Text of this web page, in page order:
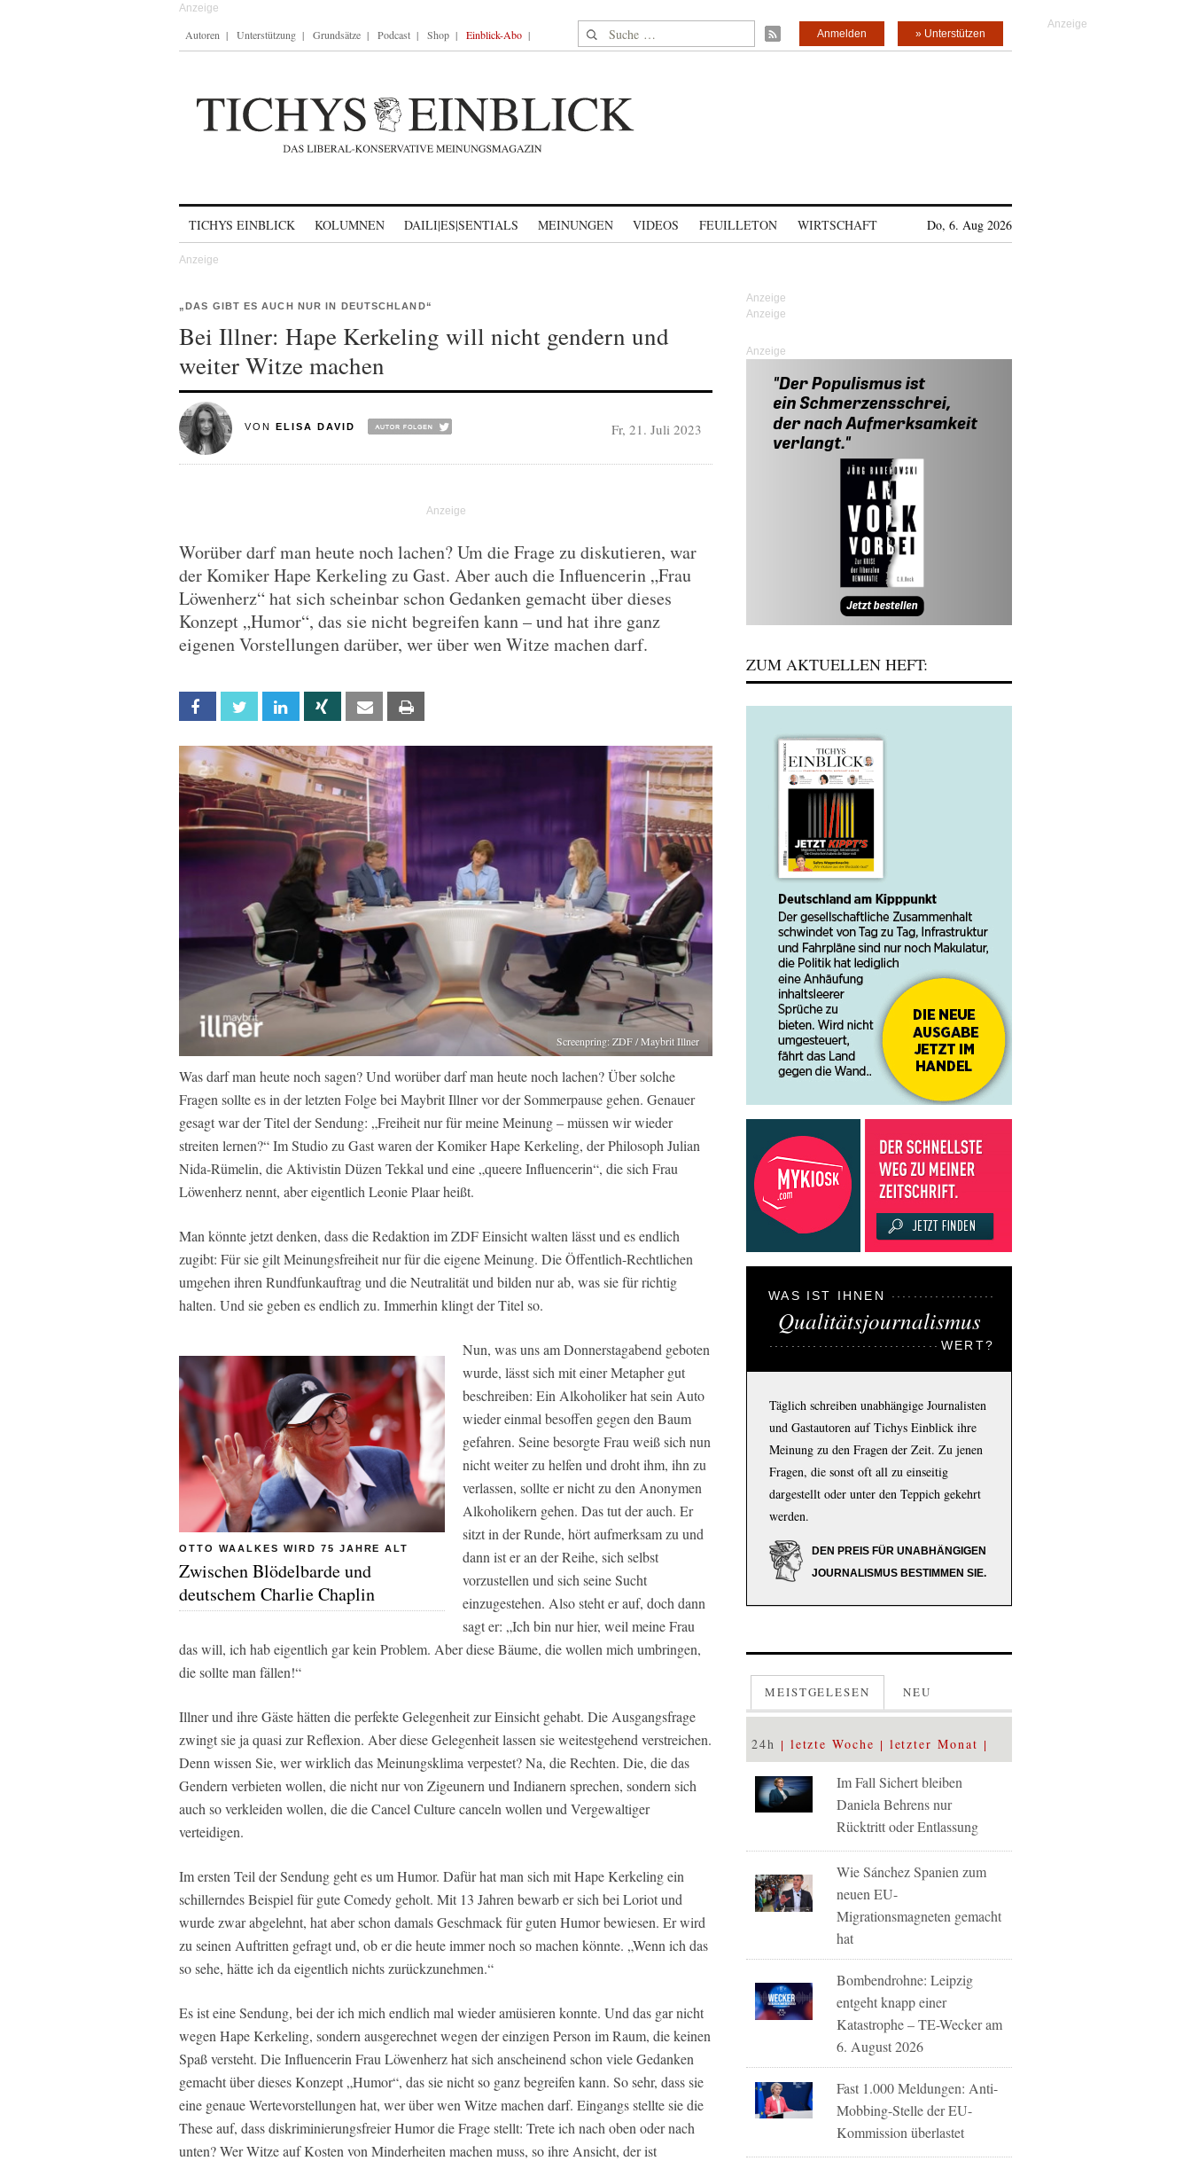
Autoren Unterstützung Grundsätze Podcast Shop Einblick-Abo Suche nach: » Unterstützen
Anmelden
TICHYS EINBLICK KOLUMNEN DAILI|ES|SENTIALS MEINUNGEN VIDEOS FEUILLETON WIRTSCHAFT Do, 6. Aug 2026
„DAS GIBT ES AUCH NUR IN DEUTSCHLAND“
Bei Illner: Hape Kerkeling will nicht gendern und
weiter Witze machen
VON ELISA DAVID Fr, 21. Juli 2023
Worüber darf man heute noch lachen? Um die Frage zu diskutieren, war
der Komiker Hape Kerkeling zu Gast. Aber auch die Influencerin „Frau
Löwenherz“ hat sich scheinbar schon Gedanken gemacht über dieses
Konzept „Humor“, das sie nicht begreifen kann – und hat ihre ganz
eigenen Vorstellungen darüber, wer über wen Witze machen darf.
Facebook Twitter Linkedin Xing Email
Screenpring: ZDF / Maybrit Illner
Was darf man heute noch sagen? Und worüber darf man heute noch lachen? Über solche
Fragen sollte es in der letzten Folge bei Maybrit Illner vor der Sommerpause gehen. Genauer
gesagt war der Titel der Sendung: „Freiheit nur für meine Meinung – müssen wir wieder
streiten lernen?“ Im Studio zu Gast waren der Komiker Hape Kerkeling, der Philosoph Julian
Nida-Rümelin, die Aktivistin Düzen Tekkal und eine „queere Influencerin“, die sich Frau
Löwenherz nennt, aber eigentlich Leonie Plaar heißt.
Man könnte jetzt denken, dass die Redaktion im ZDF Einsicht walten lässt und es endlich
zugibt: Für sie gilt Meinungsfreiheit nur für die eigene Meinung. Die Öffentlich-Rechtlichen
umgehen ihren Rundfunkauftrag und die Neutralität und bilden nur ab, was sie für richtig
halten. Und sie geben es endlich zu. Immerhin klingt der Titel so.
OTTO WAALKES WIRD 75 JAHRE ALT
Zwischen Blödelbarde und
deutschem Charlie Chaplin
Nun, was uns am Donnerstagabend geboten
wurde, lässt sich mit einer Metapher gut
beschreiben: Ein Alkoholiker hat sein Auto
wieder einmal besoffen gegen den Baum
gefahren. Seine besorgte Frau weiß sich nun
nicht weiter zu helfen und droht ihm, ihn zu
verlassen, sollte er nicht zu den Anonymen
Alkoholikern gehen. Das tut der auch. Er
sitzt in der Runde, hört aufmerksam zu und
dann ist er an der Reihe, sich selbst
vorzustellen und sich seine Sucht
einzugestehen. Also steht er auf, doch dann
sagt er: „Ich bin nur hier, weil meine Frau
das will, ich hab eigentlich gar kein Problem. Aber diese Bäume, die wollen mich umbringen,
die sollte man fällen!“
Illner und ihre Gäste hätten die perfekte Gelegenheit zur Einsicht gehabt. Die Ausgangsfrage
zwingt sie ja quasi zur Reflexion. Aber diese Gelegenheit lassen sie weitestgehend verstreichen.
Denn wissen Sie, wer wirklich das Meinungsklima verpestet? Na, die Rechten. Die, die das
Gendern verbieten wollen, die nicht nur von Zigeunern und Indianern sprechen, sondern sich
auch so verkleiden wollen, die die Cancel Culture canceln wollen und Vergewaltiger
verteidigen.
Im ersten Teil der Sendung geht es um Humor. Dafür hat man sich mit Hape Kerkeling ein
schillerndes Beispiel für gute Comedy geholt. Mit 13 Jahren bewarb er sich bei Loriot und
wurde zwar abgelehnt, hat aber schon damals Geschmack für guten Humor bewiesen. Er wird
zu seinen Auftritten gefragt und, ob er die heute immer noch so machen könnte. „Wenn ich das
so sehe, hätte ich da eigentlich nichts zurückzunehmen.“
Es ist eine Sendung, bei der ich mich endlich mal wieder amüsieren konnte. Und das gar nicht
wegen Hape Kerkeling, sondern ausgerechnet wegen der einzigen Person im Raum, die keinen
Spaß versteht. Die Influencerin Frau Löwenherz hat sich anscheinend schon viele Gedanken
gemacht über dieses Konzept „Humor“, das sie nicht so ganz begreifen kann. So sehr, dass sie
eine genaue Wertevorstellungen hat, wer über wen Witze machen darf. Eingangs stellte sie die
These auf, dass diskriminierungsfreier Humor die Frage stellt: Trete ich nach oben oder nach
unten? Wer Witze auf Kosten von Minderheiten machen muss, so ihre Ansicht, der ist
Anzeige
ZUM AKTUELLEN HEFT:
WAS IST IHNEN
Qualitätsjournalismus
WERT?
Täglich schreiben unabhängige Journalisten
und Gastautoren auf Tichys Einblick ihre
Meinung zu den Fragen der Zeit. Zu jenen
Fragen, die sonst oft all zu einseitig
dargestellt oder unter den Teppich gekehrt
werden.
DEN PREIS FÜR UNABHÄNGIGEN
JOURNALISMUS BESTIMMEN SIE.
MEISTGELESEN NEU
24h letzte Woche letzter Monat
Im Fall Sichert bleiben
Daniela Behrens nur
Rücktritt oder Entlassung
Wie Sánchez Spanien zum
neuen EU-
Migrationsmagneten gemacht
hat
Bombendrohne: Leipzig
entgeht knapp einer
Katastrophe – TE-Wecker am
6. August 2026
Fast 1.000 Meldungen: Anti-
Mobbing-Stelle der EU-
Kommission überlastet